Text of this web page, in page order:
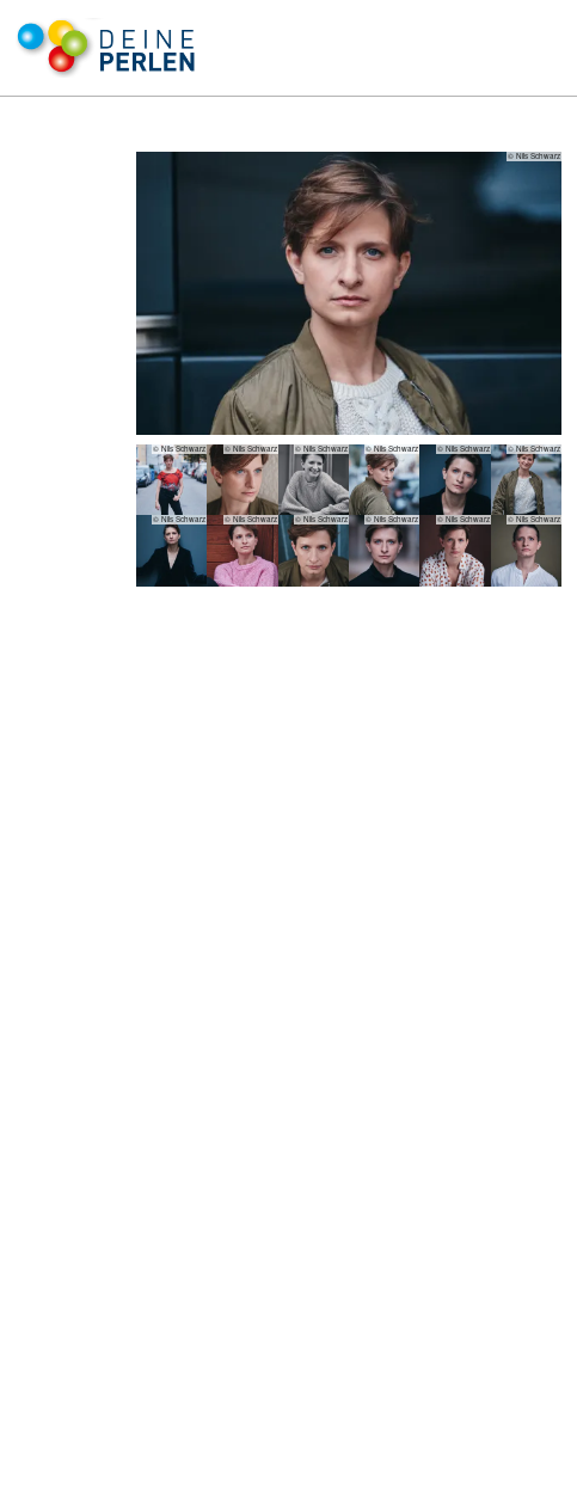
© Nils Schwarz
© Nils Schwarz © Nils Schwarz © Nils Schwarz © Nils Schwarz © Nils Schwarz © Nils Schwarz
© Nils Schwarz © Nils Schwarz © Nils Schwarz © Nils Schwarz © Nils Schwarz © Nils Schwarz